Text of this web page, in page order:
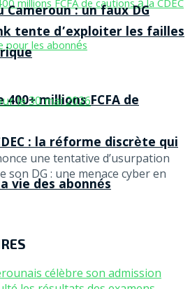
millions FCFA de
: la réforme discrète qui
vie des abonnés
: un faux DG
tente d’exploiter les failles
le 30 mai 2026
une tentative d’usurpation
son DG : une menace cyber en